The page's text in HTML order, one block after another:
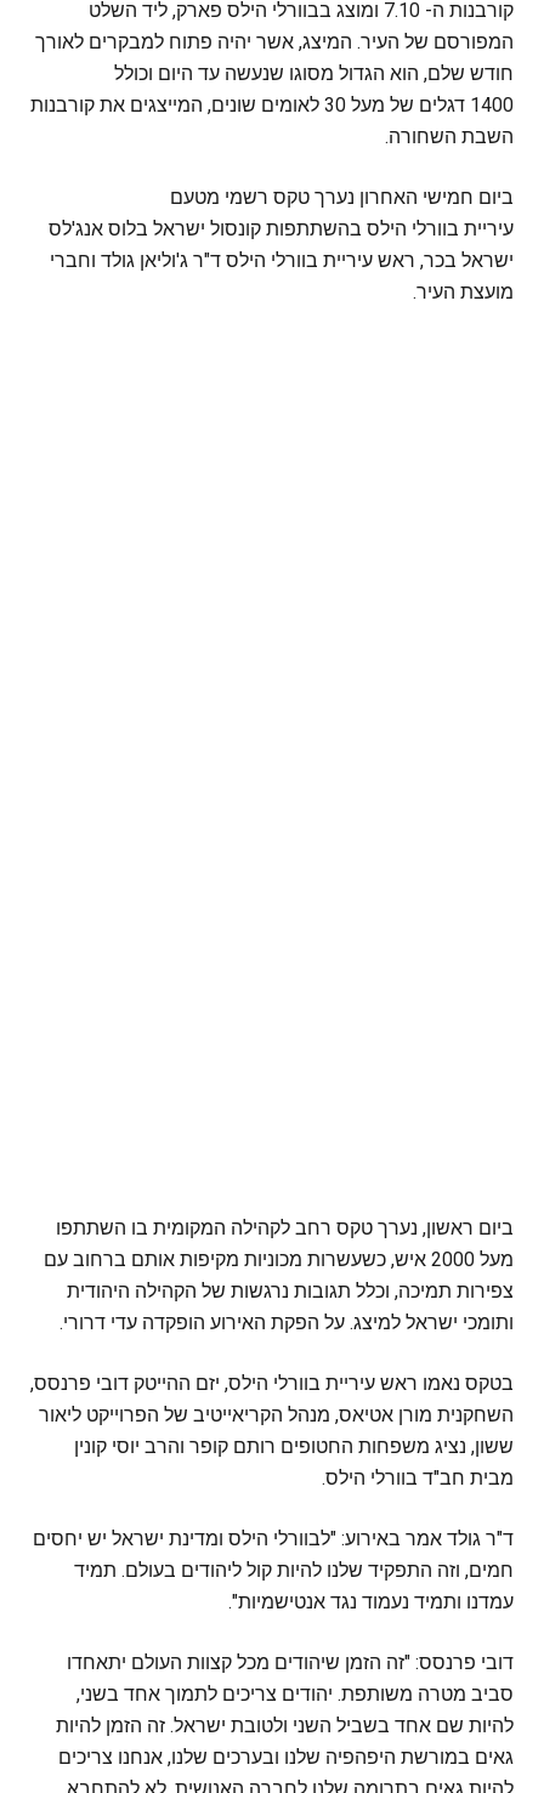
קורבנות ה- 7.10 ומוצג בבוורלי הילס פארק, ליד השלט
המפורסם של העיר. המיצג, אשר יהיה פתוח למבקרים לאורך
חודש שלם, הוא הגדול מסוגו שנעשה עד היום וכולל
1400 דגלים של מעל 30 לאומים שונים, המייצגים את קורבנות
השבת השחורה.
ביום חמישי האחרון נערך טקס רשמי מטעם
עיריית בוורלי הילס בהשתתפות קונסול ישראל בלוס אנג'לס
ישראל בכר, ראש עיריית בוורלי הילס ד"ר ג'וליאן גולד וחברי
מועצת העיר.
ביום ראשון, נערך טקס רחב לקהילה המקומית בו השתתפו
מעל 2000 איש, כשעשרות מכוניות מקיפות אותם ברחוב עם
צפירות תמיכה, וכלל תגובות נרגשות של הקהילה היהודית
ותומכי ישראל למיצג. על הפקת האירוע הופקדה עדי דרורי.
בטקס נאמו ראש עיריית בוורלי הילס, יזם ההייטק דובי פרנסס,
השחקנית מורן אטיאס, מנהל הקריאייטיב של הפרוייקט ליאור
ששון, נציג משפחות החטופים רותם קופר והרב יוסי קונין
מבית חב"ד בוורלי הילס.
ד"ר גולד אמר באירוע: "לבוורלי הילס ומדינת ישראל יש יחסים
חמים, וזה התפקיד שלנו להיות קול ליהודים בעולם. תמיד
עמדנו ותמיד נעמוד נגד אנטישמיות".
דובי פרנסס: "זה הזמן שיהודים מכל קצוות העולם יתאחדו
סביב מטרה משותפת. יהודים צריכים לתמוך אחד בשני,
להיות שם אחד בשביל השני ולטובת ישראל. זה הזמן להיות
גאים במורשת היפהפיה שלנו ובערכים שלנו, אנחנו צריכים